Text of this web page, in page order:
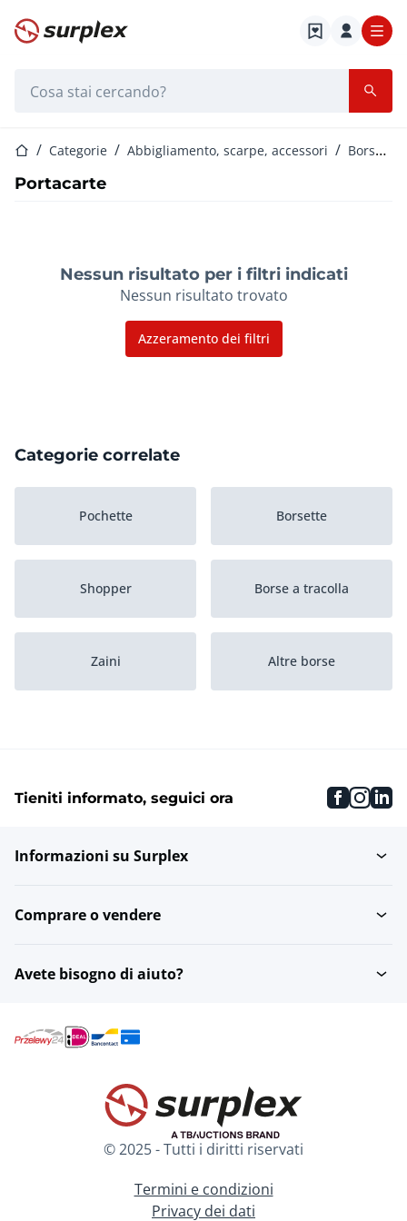
Home
Home Categorie Abbigliamento, scarpe, accessori Borse e portafogli
Portacarte
Nessun risultato per i filtri indicati
Nessun risultato trovato
Azzeramento dei filtri
Categorie correlate
Pochette Borsette
Shopper Borse a tracolla
Zaini Altre borse
Tieniti informato, seguici ora
Informazioni su Surplex
Comprare o vendere
Avete bisogno di aiuto?
© 2025 - Tutti i diritti riservati
Termini e condizioni
Privacy dei dati